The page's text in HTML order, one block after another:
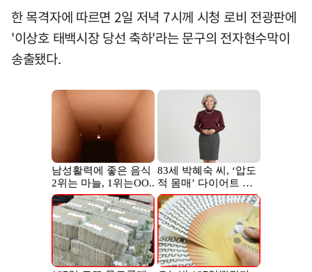
한 목격자에 따르면 2일 저녁 7시께 시청 로비 전광판에
'이상호 태백시장 당선 축하'라는 문구의 전자현수막이
송출됐다.